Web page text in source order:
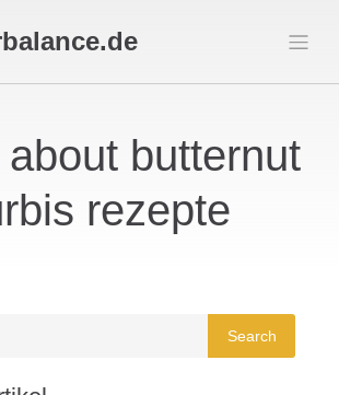
butternut
rezepte
Search